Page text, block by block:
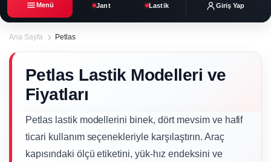
Menü Jant Lastik Giriş Yap
Ana Sayfa Petlas
Petlas Lastik Modelleri ve
Fiyatları
Petlas lastik modellerini binek, dört mevsim ve hafif
ticari kullanım seçenekleriyle karşılaştırın. Araç
kapısındaki ölçü etiketini, yük-hız endeksini ve